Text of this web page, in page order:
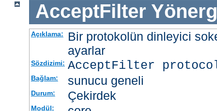
AcceptFilter
Açıklama:
Bir protokolün dinleyici
ayarlar
Sözdizimi: AcceptFilter
Bağlam: sunucu geneli
Durum: Çekirdek
Modül: